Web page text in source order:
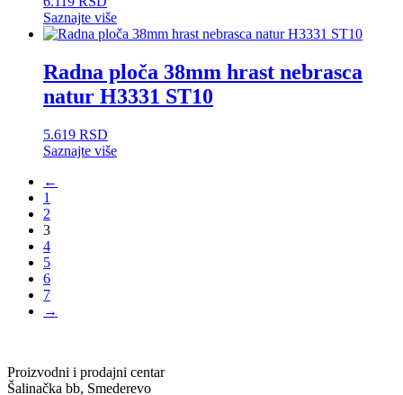
Saznajte više
Radna ploča 38mm hrast nebrasca
natur H3331 ST10
5.619 RSD
Saznajte više
←
1
2
3
4
5
6
7
→
Proizvodni i prodajni centar
Šalinačka bb, Smederevo